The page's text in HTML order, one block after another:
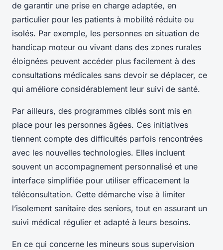
de garantir une prise en charge adaptée, en
particulier pour les patients à mobilité réduite ou
isolés. Par exemple, les personnes en situation de
handicap moteur ou vivant dans des zones rurales
éloignées peuvent accéder plus facilement à des
consultations médicales sans devoir se déplacer, ce
qui améliore considérablement leur suivi de santé.
Par ailleurs, des programmes ciblés sont mis en
place pour les personnes âgées. Ces initiatives
tiennent compte des difficultés parfois rencontrées
avec les nouvelles technologies. Elles incluent
souvent un accompagnement personnalisé et une
interface simplifiée pour utiliser efficacement la
téléconsultation. Cette démarche vise à limiter
l’isolement sanitaire des seniors, tout en assurant un
suivi médical régulier et adapté à leurs besoins.
En ce qui concerne les mineurs sous supervision